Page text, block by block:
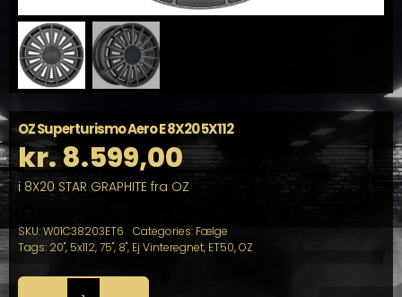
OZ Superturismo Aero E 8X20 5X112
kr.8.599,00
i 8X20 STAR GRAPHITE fra OZ
SKU:W01C38203ET6 Categories: Fælge
Tags: 20", 5x112,75", 8", Ej Vinteregnet, ET50,OZ